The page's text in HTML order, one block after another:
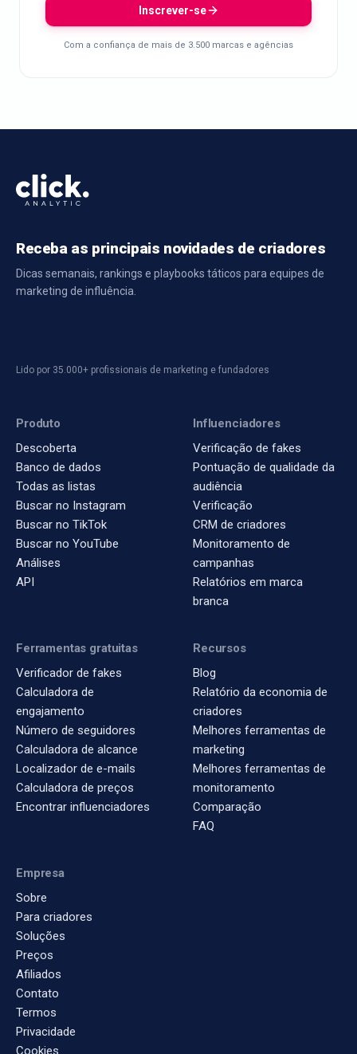
Inscrever-se
Com a confiança de mais de 3.500 marcas e agências
Receba as principais novidades de criadores
Dicas semanais, rankings e playbooks táticos para equipes de
marketing de influência.
Lido por 35.000+ profissionais de marketing e fundadores
Produto
Descoberta
Banco de dados
Todas as listas
Buscar no Instagram
Buscar no TikTok
Buscar no YouTube
Análises
API
Influenciadores
Verificação de fakes
Pontuação de qualidade da
audiência
Verificação
CRM de criadores
Monitoramento de
campanhas
Relatórios em marca
branca
Ferramentas gratuitas
Verificador de fakes
Calculadora de
engajamento
Número de seguidores
Calculadora de alcance
Localizador de e-mails
Calculadora de preços
Encontrar influenciadores
Recursos
Blog
Relatório da economia de
criadores
Melhores ferramentas de
marketing
Melhores ferramentas de
monitoramento
Comparação
FAQ
Empresa
Sobre
Para criadores
Soluções
Preços
Afiliados
Contato
Termos
Privacidade
Cookies